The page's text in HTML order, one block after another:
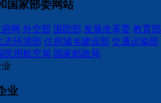
国家部委网站
网 外交部 国防部 发展改革委 教育部
态环境部 住房城乡建设部 交通运输部
民用航空局 国家邮政局
业